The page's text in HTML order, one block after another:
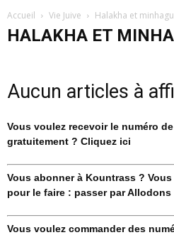
Accueil Vie Juive Halakha et
HALAKHA ET
Aucun articles à
Vous voulez recevoir le numéro
gratuitement ? Cliquez ici
Vous abonner à Kountrass ?
pour le faire : passer par Allodons
Vous voulez commander des